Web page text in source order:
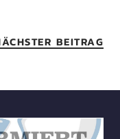
BEITRAG